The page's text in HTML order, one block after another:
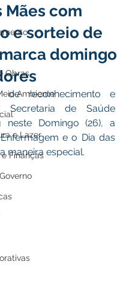
Obras
Ambiente
e Lazer
Finanças
Mães com
e sorteio de
domingo
de reconhecimento e
Secretaria de Saúde
neste Domingo (26), a
e o Dia das
maneira especial.